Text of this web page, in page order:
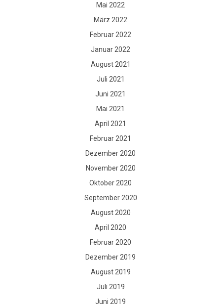
Mai 2022
März 2022
Februar 2022
Januar 2022
August 2021
Juli 2021
Juni 2021
Mai 2021
April 2021
Februar 2021
Dezember 2020
November 2020
Oktober 2020
September 2020
August 2020
April 2020
Februar 2020
Dezember 2019
August 2019
Juli 2019
Juni 2019